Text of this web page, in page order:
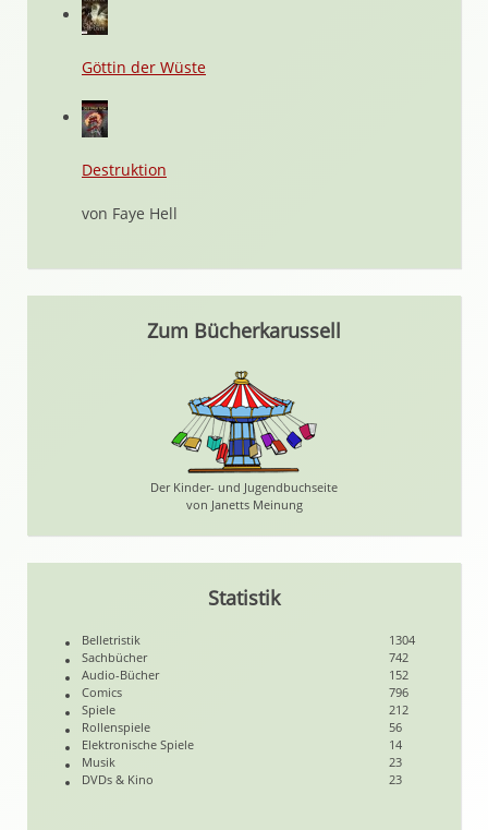
Göttin der Wüste
Destruktion
von Faye Hell
Zum Bücherkarussell
Der Kinder- und Jugendbuchseite
von Janetts Meinung
Statistik
Belletristik
1304
Sachbücher
742
Audio-Bücher
152
Comics
796
Spiele
212
Rollenspiele
56
Elektronische Spiele
14
Musik
23
DVDs & Kino
23